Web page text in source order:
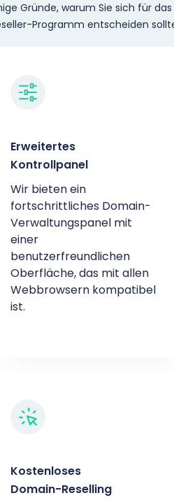
Gründe, warum Sie sich für
Programm entscheiden
Erweitertes
Kontrollpanel
Wir bieten ein
fortschrittliches Domain-
Verwaltungspanel mit
einer
benutzerfreundlichen
Oberfläche, das mit allen
Webbrowsern kompatibel
ist.
Kostenloses
Domain-Reselling